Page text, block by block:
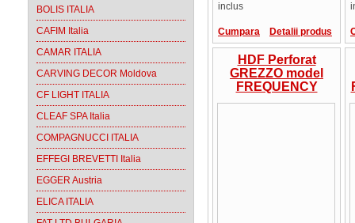
BOLIS ITALIA
CAFIM Italia
CAMAR ITALIA
CARVING DECOR Moldova
CF LIGHT ITALIA
CLEAF SPA Italia
COMPAGNUCCI ITALIA
EFFEGI BREVETTI Italia
EGGER Austria
ELICA ITALIA
inclus
Cumpara Detalii produs
HDF Perforat
GREZZO model
FREQUENCY
pentru design si